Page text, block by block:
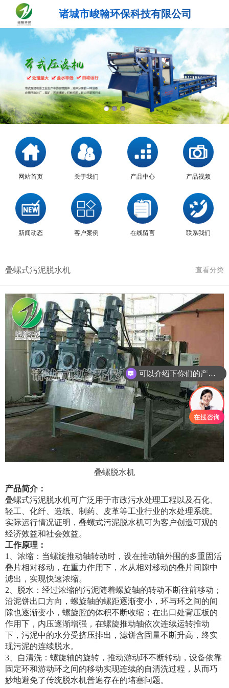
诸城市峻翰环保科技有限公司
网站首页 关于我们 产品中心 产品视频
新闻动态 客户案例 在线留言 联系我们
叠螺式污泥脱水机 查看分类
叠螺脱水机
产品简介：
叠螺式污泥脱水机可广泛用于市政污水处理工程以及石化、
轻工、化纤、造纸、制药、皮革等工业行业的水处理系统。
实际运行情况证明，叠螺式污泥脱水机可为客户创造可观的
经济效益和社会效益。
工作原理：
1、浓缩：当螺旋推动轴转动时，设在推动轴外围的多重固活
叠片相对移动，在重力作用下，水从相对移动的叠片间隙中
滤出，实现快速浓缩。
2、脱水：经过浓缩的污泥随着螺旋轴的转动不断往前移动；
沿泥饼出口方向，螺旋轴的螺距逐渐变小，环与环之间的间
隙也逐渐变小，螺旋腔的体积不断收缩；在出口处背压板的
作用下，内压逐渐增强，在螺旋推动轴依次连续运转推动
下，污泥中的水分受挤压排出，滤饼含固量不断升高，终实
现污泥的连续脱水。
3、自清洗：螺旋轴的旋转，推动游动环不断转动，设备依靠
固定环和游动环之间的移动实现连续的自清洗过程，从而巧
妙地避免了传统脱水机普遍存在的堵塞问题。
可以介绍下你们的产品么